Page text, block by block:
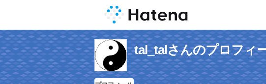
tal_talさんのプロフィ